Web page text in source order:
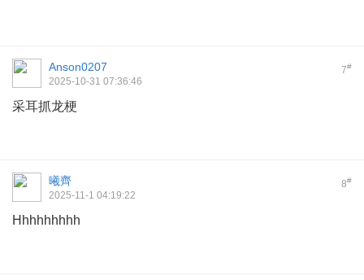
7#
Anson0207
2025-10-31 07:36:46
采耳抓龙梗
8#
曦齊
2025-11-1 04:19:22
Hhhhhhhhh